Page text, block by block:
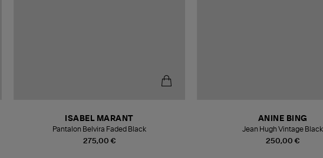
275,00 €
ISABEL MARANT
Pantalon Belvira Faded Black
250,00 €
ANINE BING
Jean Hugh Vintage Black